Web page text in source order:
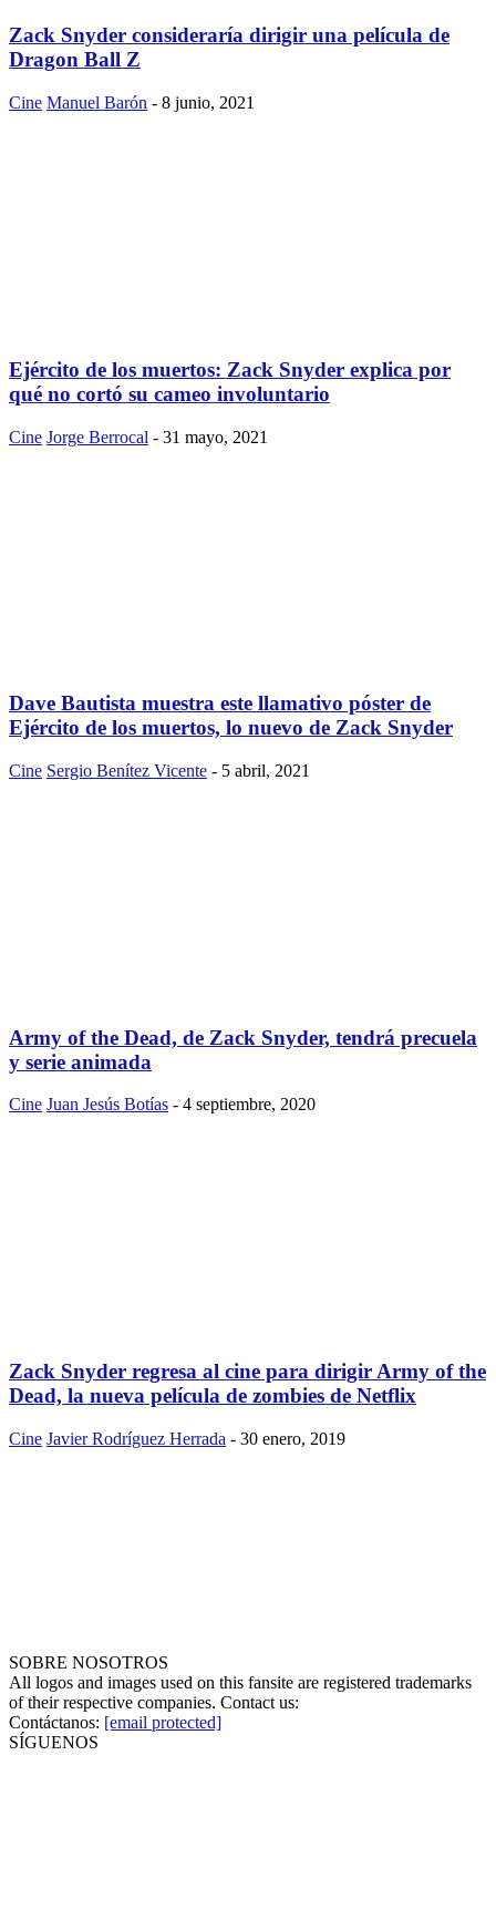
Zack Snyder consideraría dirigir una película de
Dragon Ball Z
Cine Manuel Barón - 8 junio, 2021
Ejército de los muertos: Zack Snyder explica por
qué no cortó su cameo involuntario
Cine Jorge Berrocal - 31 mayo, 2021
Dave Bautista muestra este llamativo póster de
Ejército de los muertos, lo nuevo de Zack Snyder
Cine Sergio Benítez Vicente - 5 abril, 2021
Army of the Dead, de Zack Snyder, tendrá precuela
y serie animada
Cine Juan Jesús Botías - 4 septiembre, 2020
Zack Snyder regresa al cine para dirigir Army of the
Dead, la nueva película de zombies de Netflix
Cine Javier Rodríguez Herrada - 30 enero, 2019
SOBRE NOSOTROS
All logos and images used on this fansite are registered trademarks
of their respective companies. Contact us:
Contáctanos: [email protected]
SÍGUENOS